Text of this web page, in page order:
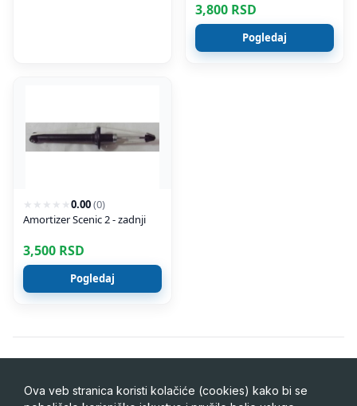
3,800 RSD
Pogledaj
★ ★ ★ ★ ★ 0.00(0)
Amortizer Scenic 2 - zadnji
3,500 RSD
Pogledaj
Kategorija:Amortizacija > Amortizeri
Ova veb stranica koristi kolačiće (cookies) kako bi se